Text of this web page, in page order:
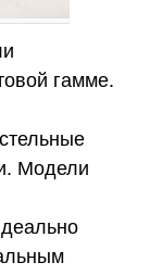
гамме.
Модели